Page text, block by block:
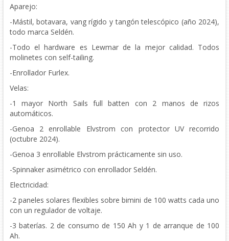
Aparejo:
-Mástil, botavara, vang rígido y tangón telescópico (año 2024),
todo marca Seldén.
-Todo el hardware es Lewmar de la mejor calidad. Todos
molinetes con self-tailing.
-Enrollador Furlex.
Velas:
-1 mayor North Sails full batten con 2 manos de rizos
automáticos.
-Genoa 2 enrollable Elvstrom con protector UV recorrido
(octubre 2024).
-Genoa 3 enrollable Elvstrom prácticamente sin uso.
-Spinnaker asimétrico con enrollador Seldén.
Electricidad:
-2 paneles solares flexibles sobre bimini de 100 watts cada uno
con un regulador de voltaje.
-3 baterías. 2 de consumo de 150 Ah y 1 de arranque de 100
Ah.